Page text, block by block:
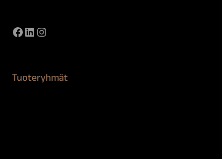
Facebook
LinkedIn
Instagram
Tuoteryhmät